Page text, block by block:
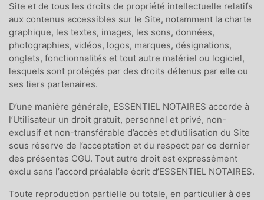
Site et de tous les droits de propriété intellectuelle relatifs
aux contenus accessibles sur le Site, notamment la charte
graphique, les textes, images, les sons, données,
photographies, vidéos, logos, marques, désignations,
onglets, fonctionnalités et tout autre matériel ou logiciel,
lesquels sont protégés par des droits détenus par elle ou
ses tiers partenaires.
D’une manière générale, ESSENTIEL NOTAIRES accorde à
l’Utilisateur un droit gratuit, personnel et privé, non-
exclusif et non-transférable d’accès et d’utilisation du Site
sous réserve de l’acceptation et du respect par ce dernier
des présentes CGU. Tout autre droit est expressément
exclu sans l’accord préalable écrit d’ESSENTIEL NOTAIRES.
Toute reproduction partielle ou totale, en particulier à des